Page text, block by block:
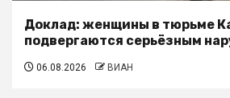
Доклад: женщины в тюрьме
подвергаются серьёзным
06.08.2026 ВИАН